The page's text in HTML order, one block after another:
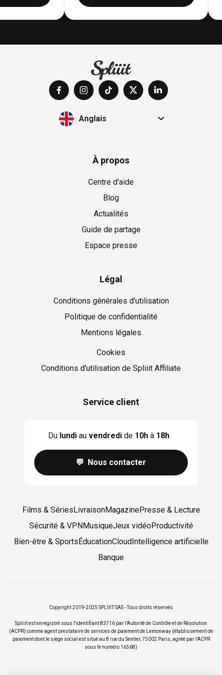
Anglais
À propos
Centre d'aide
Blog
Actualités
Guide de partage
Espace presse
Légal
Conditions générales d'utilisation
Politique de confidentialité
Mentions légales
Cookies
Conditions d'utilisation de Spliiit Affiliate
Service client
Du lundiau vendredide 10hà 18h
💬 Nous contacter
Films & SériesLivraisonMagazinePresse & Lecture
Sécurité & VPNMusiqueJeux vidéoProductivité
Bien-être & SportsÉducationCloudIntelligence artificielle
Banque
Copyright 2019-2025 SPLIIIT SAS - Tous droits réservés
Spliiit est enregistré sous l'identifiant 83716 par l’Autorité de Contrôle et de Résolution
(ACPR) comme agent prestataire de services de paiement de Lemonway (établissement de
paiement dont le siège social est situé au 8 rue du Sentier, 75002 Paris, agréé par l’ACPR
sous le numéro 16568)